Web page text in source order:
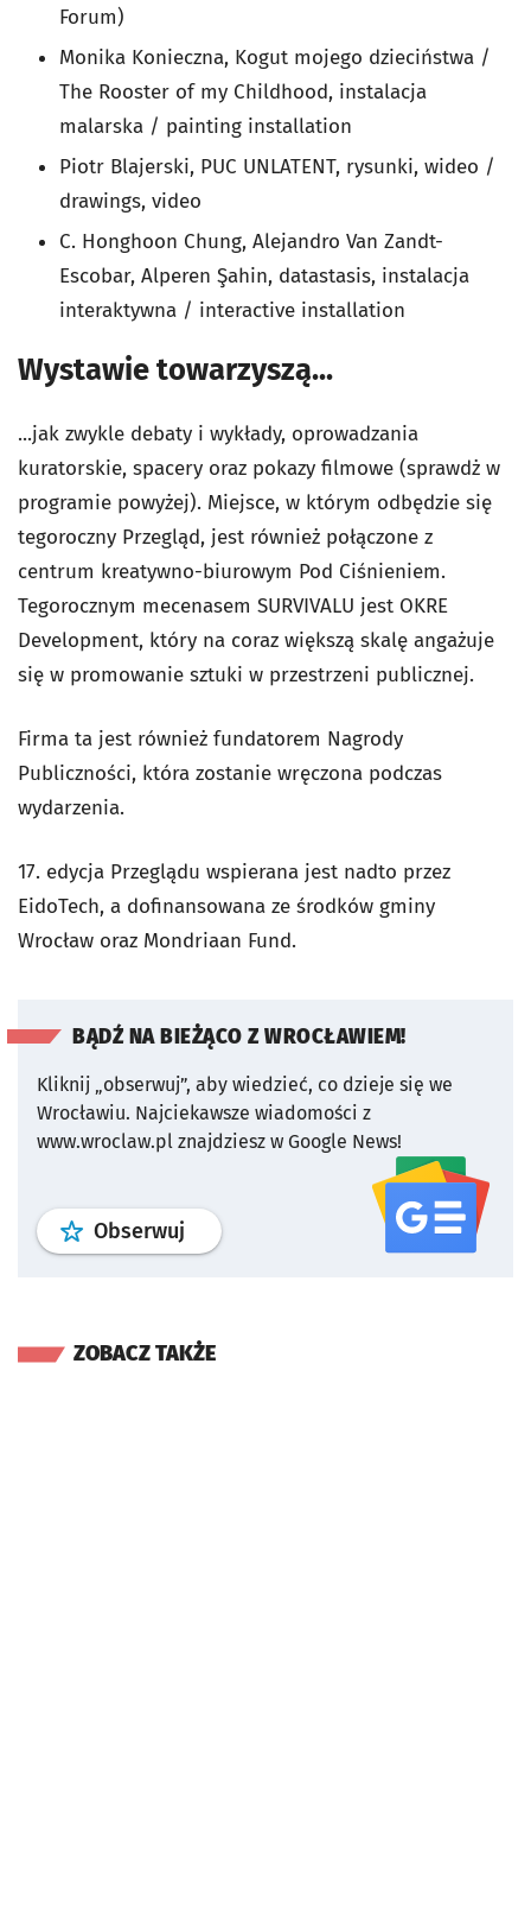
Forum)
Monika Konieczna, Kogut mojego dzieciństwa /
The Rooster of my Childhood, instalacja
malarska / painting installation
Piotr Blajerski, PUC UNLATENT, rysunki, wideo /
drawings, video
C. Honghoon Chung, Alejandro Van Zandt-
Escobar, Alperen Şahin, datastasis, instalacja
interaktywna / interactive installation
Wystawie towarzyszą...
...jak zwykle debaty i wykłady, oprowadzania
kuratorskie, spacery oraz pokazy filmowe (sprawdż w
programie powyżej). Miejsce, w którym odbędzie się
tegoroczny Przegląd, jest również połączone z
centrum kreatywno-biurowym Pod Ciśnieniem.
Tegorocznym mecenasem SURVIVALU jest OKRE
Development, który na coraz większą skalę angażuje
się w promowanie sztuki w przestrzeni publicznej.
Firma ta jest również fundatorem Nagrody
Publiczności, która zostanie wręczona podczas
wydarzenia.
17. edycja Przeglądu wspierana jest nadto przez
EidoTech, a dofinansowana ze środków gminy
Wrocław oraz Mondriaan Fund.
BĄDŹ NA BIEŻĄCO Z WROCŁAWIEM!
Kliknij „obserwuj”, aby wiedzieć, co dzieje się we
Wrocławiu. Najciekawsze wiadomości z
www.wroclaw.pl znajdziesz w Google News!
Obserwuj profil serwisu
ZOBACZ TAKŻE